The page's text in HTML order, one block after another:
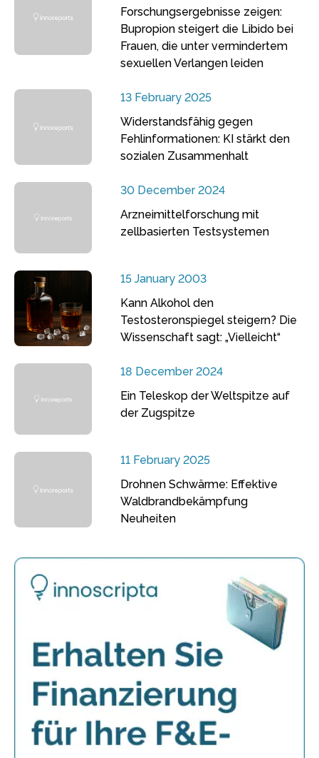
Forschungsergebnisse zeigen:
Bupropion steigert die Libido bei
Frauen, die unter vermindertem
sexuellen Verlangen leiden
13 February 2025
Widerstandsfähig gegen
Fehlinformationen: KI stärkt den
sozialen Zusammenhalt
30 December 2024
Arzneimittelforschung mit
zellbasierten Testsystemen
15 January 2003
Kann Alkohol den
Testosteronspiegel steigern? Die
Wissenschaft sagt: „Vielleicht“
18 December 2024
Ein Teleskop der Weltspitze auf
der Zugspitze
11 February 2025
Drohnen Schwärme: Effektive
Waldbrandbekämpfung
Neuheiten